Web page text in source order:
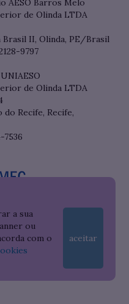
a sua
ou
com o
aceitar
AESO Barros Melo
de Olinda LTDA
Brasil II, Olinda, PE/Brasil
9797
de Olinda LTDA
do Recife, Recife,
7536
no Sistema do e-MEC